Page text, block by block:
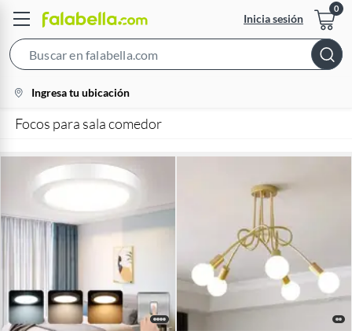
Inicia sesión
Bar
location-
icon
Ingresa tu ubicación
Focos para sala comedor